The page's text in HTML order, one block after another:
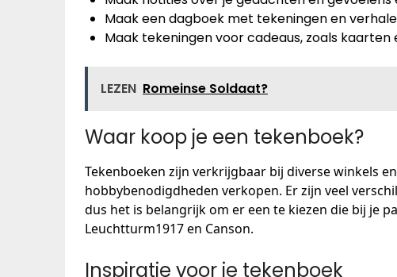
Maak een dagboek met tekeningen en
Maak tekeningen voor cadeaus, zoals kaarten
LEZEN Romeinse Soldaat?
Waar koop je een tekenboek?
Tekenboeken zijn verkrijgbaar bij diverse winkels
hobbybenodigdheden verkopen. Er zijn veel
dus het is belangrijk om er een te kiezen die bij je
Leuchtturm1917 en Canson.
Inspiratie voor je tekenboek